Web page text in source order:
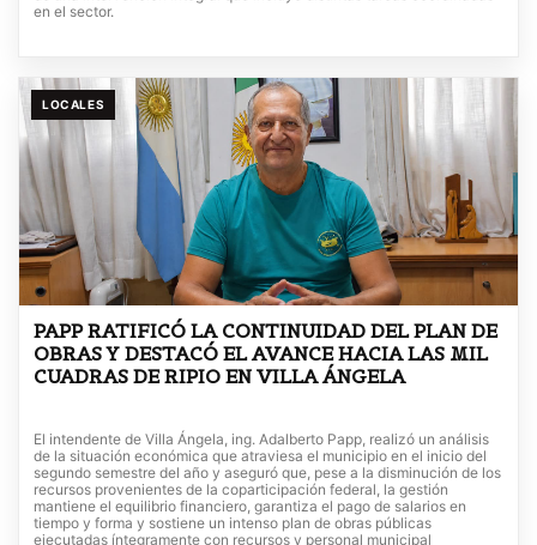
en el sector.
LOCALES
PAPP RATIFICÓ LA CONTINUIDAD DEL PLAN DE
OBRAS Y DESTACÓ EL AVANCE HACIA LAS MIL
CUADRAS DE RIPIO EN VILLA ÁNGELA
El intendente de Villa Ángela, ing. Adalberto Papp, realizó un análisis
de la situación económica que atraviesa el municipio en el inicio del
segundo semestre del año y aseguró que, pese a la disminución de los
recursos provenientes de la coparticipación federal, la gestión
mantiene el equilibrio financiero, garantiza el pago de salarios en
tiempo y forma y sostiene un intenso plan de obras públicas
ejecutadas íntegramente con recursos y personal municipal